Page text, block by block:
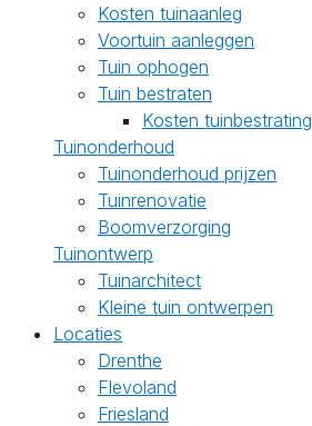
Kosten tuinaanleg
Voortuin aanleggen
Tuin ophogen
Tuin bestraten
Kosten tuinbestrating
Tuinonderhoud
Tuinonderhoud prijzen
Tuinrenovatie
Boomverzorging
Tuinontwerp
Tuinarchitect
Kleine tuin ontwerpen
Locaties
Drenthe
Flevoland
Friesland